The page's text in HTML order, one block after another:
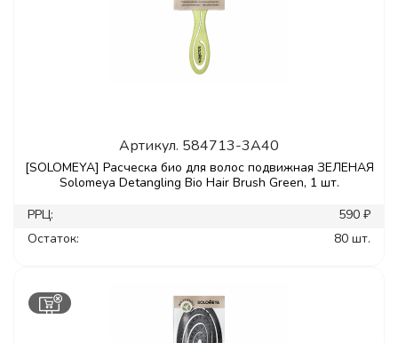
Артикул. 584713-3A40
[SOLOMEYA] Расческа био для волос подвижная ЗЕЛЕНАЯ
Solomeya Detangling Bio Hair Brush Green, 1 шт.
РРЦ:
590 ₽
Остаток:
80 шт.